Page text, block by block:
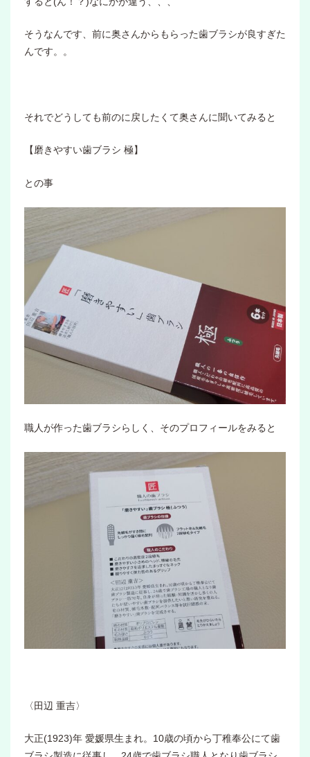
そうなんです、前に奥さんからもらった歯ブラシが良すぎた
んです。。
それでどうしても前のに戻したくて奥さんに聞いてみると
【磨きやすい歯ブラシ 極】
との事
職人が作った歯ブラシらしく、そのプロフィールをみると
〈田辺 重吉〉
大正(1923)年 愛媛県生まれ。10歳の頃から丁稚奉公にて歯